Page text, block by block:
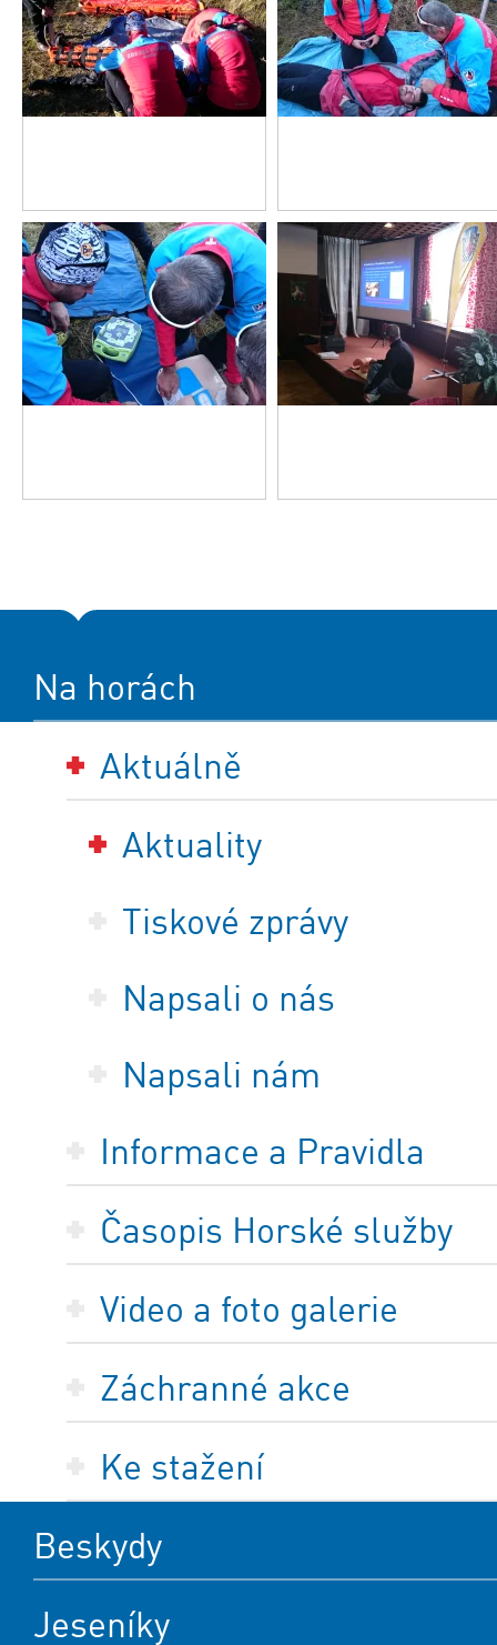
Na horách
Aktuálně
Aktuality
Tiskové zprávy
Napsali o nás
Napsali nám
Informace a Pravidla
Časopis Horské služby
Video a foto galerie
Záchranné akce
Ke stažení
Beskydy
Jeseníky